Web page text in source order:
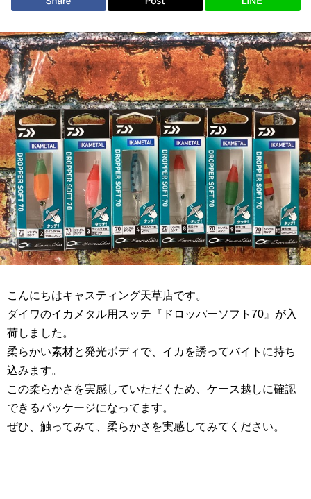
こんにちはキャスティング天草店です。
ダイワのイカメタル用スッテ『ドロッパーソフト70』が入
荷しました。
柔らかい素材と発光ボディで、イカを誘ってバイトに持ち
込みます。
この柔らかさを実感していただくため、ケース越しに確認
できるパッケージになってます。
ぜひ、触ってみて、柔らかさを実感してみてください。